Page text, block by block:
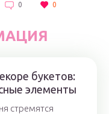
0 0
букетов:
элементы
стремятся